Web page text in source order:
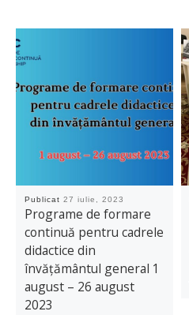
Publicat27 iulie, 2023
Programe de formare
continuă pentru cadrele
didactice din
învățământul general 1
august – 26 august
2023